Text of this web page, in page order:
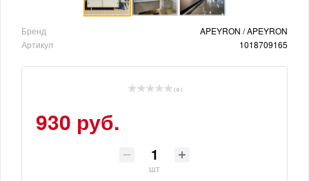
Бренд
APEYRON / APEYRON
Артикул
1018709165
( 0 )
930 руб.
шт